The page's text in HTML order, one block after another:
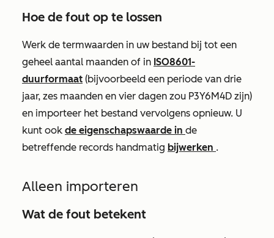
Hoe de fout op te lossen
Werk de termwaarden in uw bestand bij tot een
geheel aantal maanden of in ISO8601-
duurformaat (bijvoorbeeld een periode van drie
jaar, zes maanden en vier dagen zou P3Y6M4D zijn)
en importeer het bestand vervolgens opnieuw. U
kunt ook de eigenschapswaarde in de
betreffende records handmatig bijwerken .
Alleen importeren
Wat de fout betekent